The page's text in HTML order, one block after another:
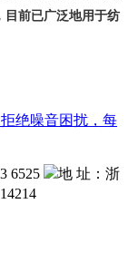
目前已广泛地用于纺
绝噪音困扰，每
6525
地 址：浙